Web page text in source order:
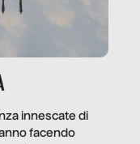
innescate di
facendo